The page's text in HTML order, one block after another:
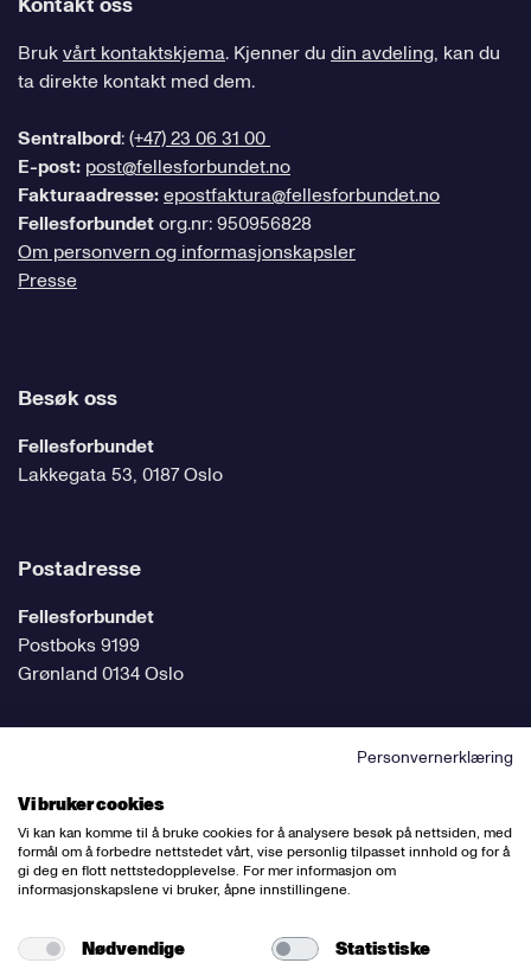
Brukvårt kontaktskjema. Kjenner du din avdeling, kan du
ta direkte kontakt med dem.
Sentralbord:(+47) 23 06 31 00
E-post: post@fellesforbundet.no
Fakturaadresse:epostfaktura@fellesforbundet.no
Fellesforbundetorg.nr: 950956828
Om personvern og informasjonskapsler
Presse
Besøk oss
Fellesforbundet
Lakkegata 53, 0187 Oslo
Postadresse
Fellesforbundet
Postboks 9199
Grønland 0134 Oslo
Følg oss på sosiale medier
Nettredaktør:Willy Bergsnov
Personvernerklæring
Vi bruker cookies
Vi kan kan komme til å bruke cookies for å analysere besøk på nettsiden, med
formål om å forbedre nettstedet vårt, vise personlig tilpasset innhold og for å
gi deg en flott nettstedopplevelse. For mer informasjon om
informasjonskapslene vi bruker, åpne innstillingene.
Nødvendige Statistiske